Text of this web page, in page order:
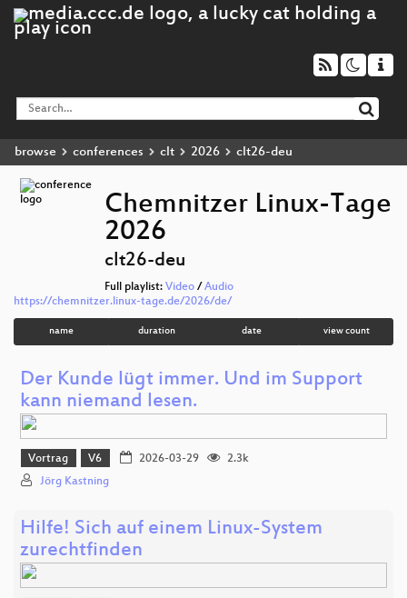
browse conferences clt 2026 clt26-deu
Chemnitzer Linux-Tage
2026
clt26-deu
Full playlist:Video /Audio
https://chemnitzer.linux-tage.de/2026/de/
name duration date view count
Der Kunde lügt immer. Und im Support
kann niemand lesen.
Vortrag V6 2026-03-29
2.3k
Jörg Kastning
Hilfe! Sich auf einem Linux-System
zurechtfinden